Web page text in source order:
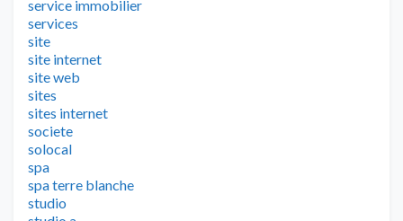
service immobilier
services
site
site internet
site web
sites
sites internet
societe
solocal
spa
spa terre blanche
studio